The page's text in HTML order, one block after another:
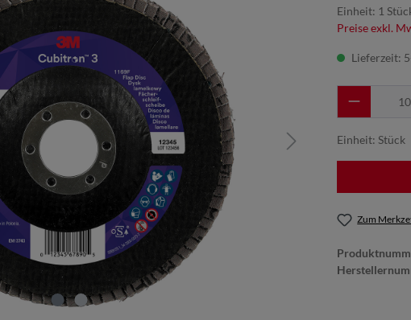
Einheit: 1
Preise exkl.
Lieferzeit:
Einheit: Stück
Zum